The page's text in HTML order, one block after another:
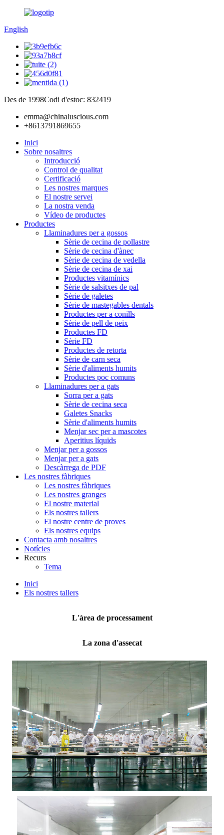
English
Des de 1998Codi d'estoc: 832419
emma@chinaluscious.com
+8613791869655
Inici
Sobre nosaltres
Introducció
Control de qualitat
Certificació
Les nostres marques
El nostre servei
La nostra venda
Vídeo de productes
Productes
Llaminadures per a gossos
Sèrie de cecina de pollastre
Sèrie de cecina d'ànec
Sèrie de cecina de vedella
Sèrie de cecina de xai
Productes vitamínics
Sèrie de salsitxes de pal
Sèrie de galetes
Sèrie de mastegables dentals
Productes per a conills
Sèrie de pell de peix
Productes FD
Sèrie FD
Productes de retorta
Sèrie de carn seca
Sèrie d'aliments humits
Productes poc comuns
Llaminadures per a gats
Sorra per a gats
Sèrie de cecina seca
Galetes Snacks
Sèrie d'aliments humits
Menjar sec per a mascotes
Aperitius líquids
Menjar per a gossos
Menjar per a gats
Descàrrega de PDF
Les nostres fàbriques
Les nostres fàbriques
Les nostres granges
El nostre material
Els nostres tallers
El nostre centre de proves
Els nostres equips
Contacta amb nosaltres
Notícies
Recurs
Tema
Inici
Els nostres tallers
L'àrea de processament
La zona d'assecat